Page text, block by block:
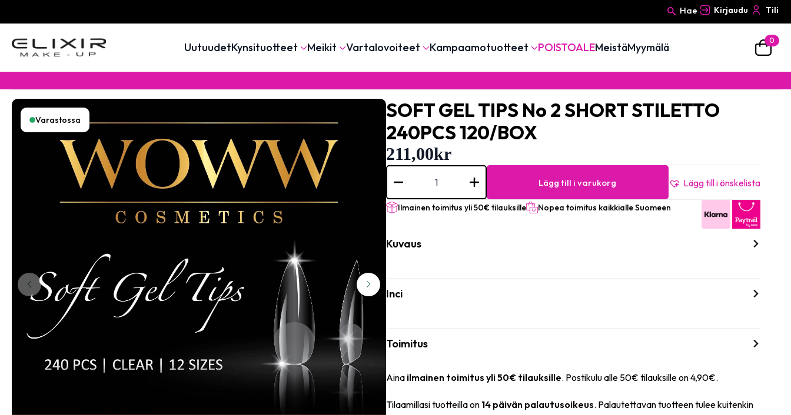
Search
Hae Kirjaudu Tili
UutuudetKynsituotteet Meikit Vartalovoiteet Kampaamotuotteet POISTOALEMeistäMyymälä
0
Varastossa
SOFT GEL TIPS No 2 SHORT STILETTO
240PCS 120/BOX
211,00kr
SOFT
GEL
No
2
SHORT
120/BOX
Lägg till i varukorg Lägg till i önskelista
Ilmainen toimitus yli 50€ tilauksille Nopea toimitus kaikkialle Suomeen
Kuvaus
Inci
Toimitus
Aina ilmainen toimitus yli 50€ tilauksille. Postikulu alle 50€ tilauksille on 4,90€.
Tilaamillasi tuotteilla on 14 päivän palautusoikeus. Palautettavan tuotteen tulee kuitenkin